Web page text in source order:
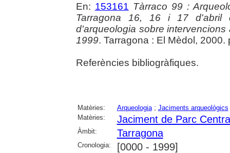
En: 153161 Tàrraco 99 :
Tarragona 16, 16 i 17
d'arqueologia sobre
1999. Tarragona : El Mèdol, 2000.
Referències bibliogràfiques.
Matèries: Arqueologia; Jaciments arqueològics
Matèries:
Jaciment de Parc
Àmbit: Tarragona
Cronologia: [0000 - 1999]